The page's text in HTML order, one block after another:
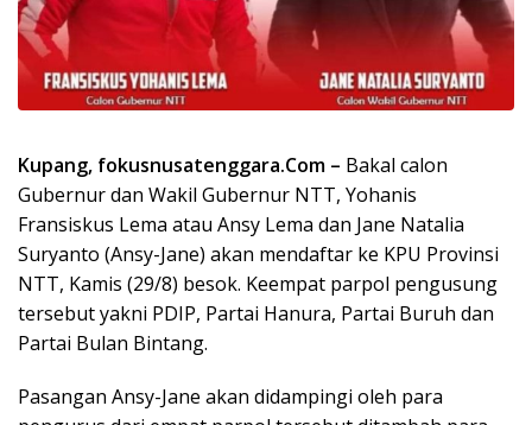
Kupang, fokusnusatenggara.Com – Bakal calon
Gubernur dan Wakil Gubernur NTT, Yohanis
Fransiskus Lema atau Ansy Lema dan Jane Natalia
Suryanto (Ansy-Jane) akan mendaftar ke KPU Provinsi
NTT, Kamis (29/8) besok. Keempat parpol pengusung
tersebut yakni PDIP, Partai Hanura, Partai Buruh dan
Partai Bulan Bintang.
Pasangan Ansy-Jane akan didampingi oleh para